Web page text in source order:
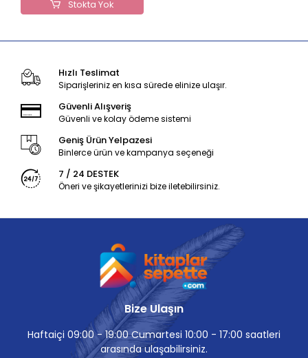
Stokta Yok
Hızlı Teslimat
Siparişleriniz en kısa sürede elinize ulaşır.
Güvenli Alışveriş
Güvenli ve kolay ödeme sistemi
Geniş Ürün Yelpazesi
Binlerce ürün ve kampanya seçeneği
7 / 24 DESTEK
Öneri ve şikayetlerinizi bize iletebilirsiniz.
Bize Ulaşın
Haftaiçi 09:00 - 19:00 Cumartesi 10:00 - 17:00 saatleri
arasında ulaşabilirsiniz.